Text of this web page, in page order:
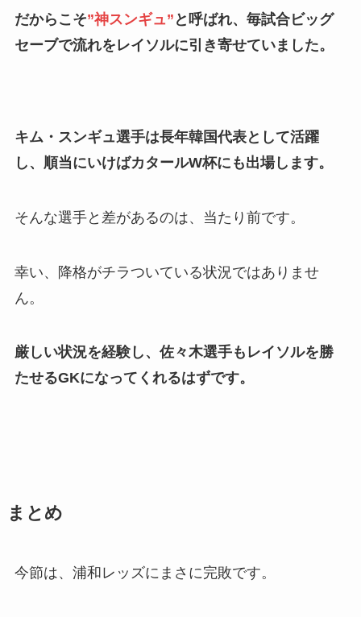
だからこそ”神スンギュ” と呼ばれ、毎試合ビッグ
セーブで流れをレイソルに引き寄せていました。
キム・スンギュ選手は長年韓国代表として活躍
し、順当にいけばカタールW杯にも出場します。
そんな選手と差があるのは、当たり前です。
幸い、降格がチラついている状況ではありませ
ん。
厳しい状況を経験し、佐々木選手もレイソルを勝
たせるGKになってくれるはずです。
まとめ
今節は、浦和レッズにまさに完敗です。